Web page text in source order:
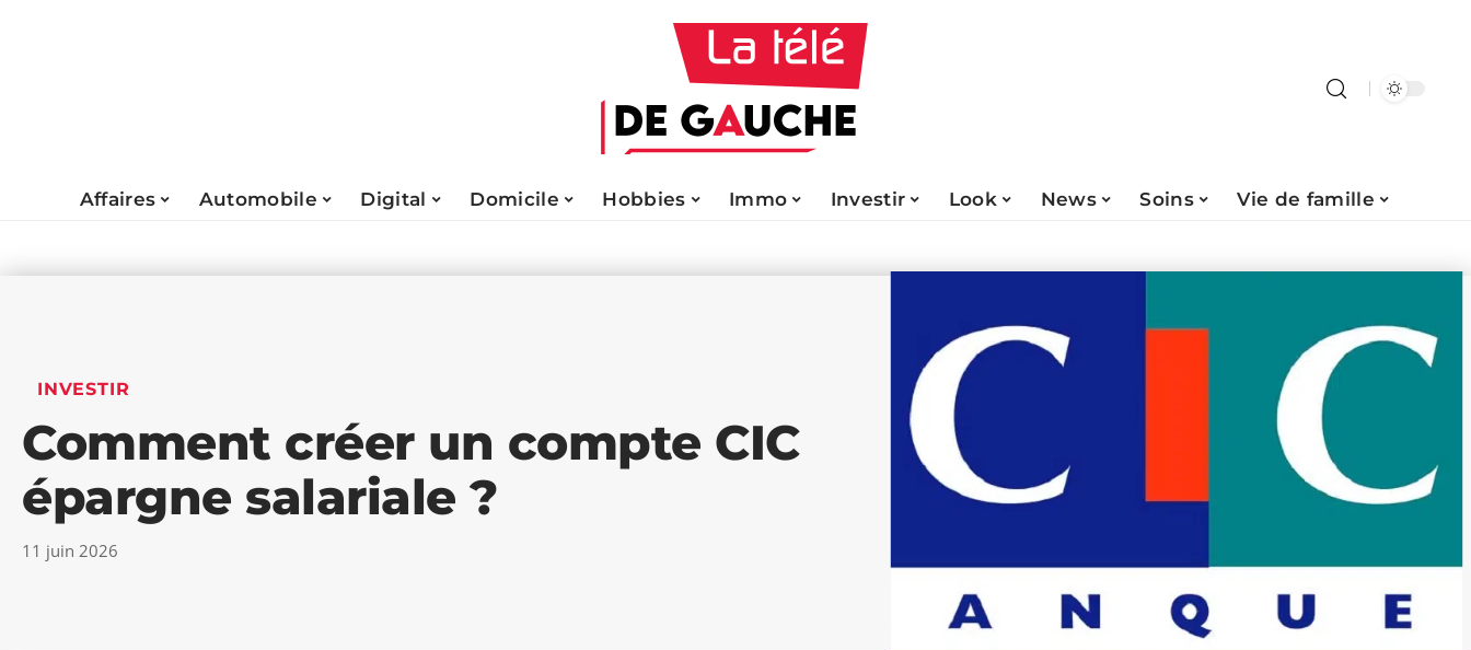
Affaires Automobile Digital Domicile Hobbies Immo Investir Look News Soins Vie de famille
INVESTIR
Comment créer un compte CIC
épargne salariale ?
11 juin 2026